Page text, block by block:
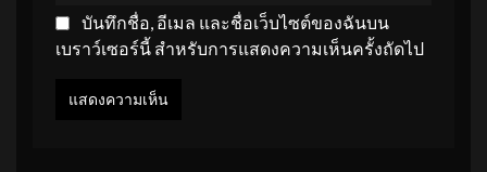
บันทึกชื่อ, อีเมล และชื่อเว็บไซต์ของฉันบน
เบราว์เซอร์นี้ สำหรับการแสดงความเห็นครั้งถัดไป